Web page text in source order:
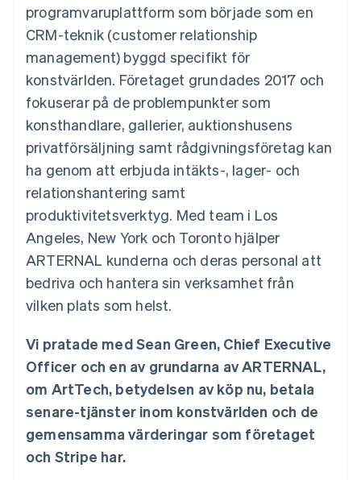
Link
Accelererad kassaprocess
Financial Connections
Länkade finanskontodata
Recognition
Automatiserad
redovisning
Stripe Sigma
Anpassade
rapporter
Data Pipeline
Datasynkronisering
Mer
Product roadmap
Se vad som kommer härnäst
Radar
Bedrägeribekämpning
Bolagsbildning för startups
Climate
Identity
Identitetsverifiering online
Plattformar
Efter bransch
AI-företag
Kreatörsekonomi
Spel
Besöksnäring, resor
och fritid
Försäkringsbolag
Media och
underhållning
Ideella organisationer
Professionella tjänster
Offentlig sektor
Detaljhandel
Ecosystem
Partner
Stripe App Marketplace
Erbjud
fakturering
Utfärda stablecoin-
stödda kort
Tillhandahåll och
hantera tjänster med
agenter
Resurser
Appintegrationer
Kodexempel
Utvecklarblogg
API-status
Företag
Produktplan
Sessions årliga
konferens
Karriärer
Nyhetsrum
Stripe Press
Kontakt
Kontakta säljteamet
Bli partner
programvaruplattform som började som en
CRM-teknik (customer relationship
management) byggd specifikt för
konstvärlden. Företaget grundades 2017 och
fokuserar på de problempunkter som
konsthandlare, gallerier, auktionshusens
privatförsäljning samt rådgivningsföretag kan
ha genom att erbjuda intäkts-, lager- och
relationshantering samt
produktivitetsverktyg. Med team i Los
Angeles, New York och Toronto hjälper
ARTERNAL kunderna och deras personal att
bedriva och hantera sin verksamhet från
vilken plats som helst.
Vi pratade med Sean Green, Chief Executive
Officer och en av grundarna av ARTERNAL,
om ArtTech, betydelsen av köp nu, betala
senare-tjänster inom konstvärlden och de
gemensamma värderingar som företaget
och Stripe har.